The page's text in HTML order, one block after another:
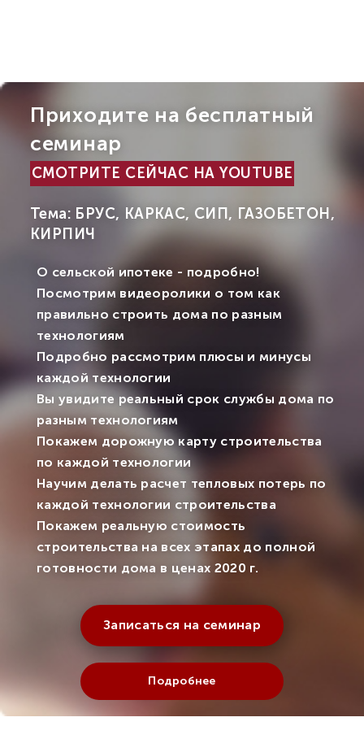
Приходите на бесплатный
семинар
СМОТРИТЕ СЕЙЧАС НА YOUTUBE
Тема: БРУС, КАРКАС, СИП, ГАЗОБЕТОН,
КИРПИЧ
О сельской ипотеке - подробно!
Посмотрим видеоролики о том как
правильно строить дома по разным
технологиям
Подробно рассмотрим плюсы и минусы
каждой технологии
Вы увидите реальный срок службы дома по
разным технологиям
Покажем дорожную карту строительства
по каждой технологии
Научим делать расчет тепловых потерь по
каждой технологии строительства
Покажем реальную стоимость
строительства на всех этапах до полной
готовности дома в ценах 2020 г.
Записаться на семинар
Подробнее